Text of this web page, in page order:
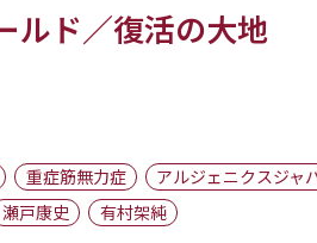
くらし
地域
ルド／復活の大地
重症筋無力症 アルジェニクスジャ
瀬戸康史
有村架純